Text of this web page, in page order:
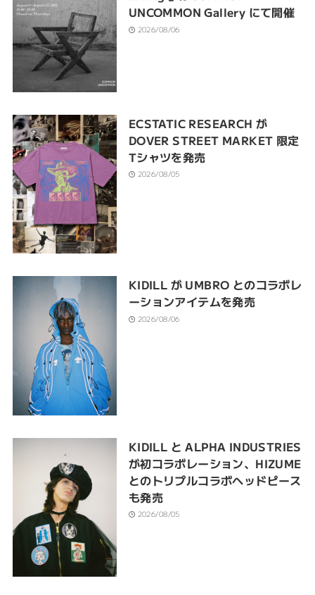
UNCOMMON Gallery にて開催
2026/08/06
ECSTATIC RESEARCH が
DOVER STREET MARKET 限定
Tシャツを発売
2026/08/05
KIDILL が UMBRO とのコラボレ
ーションアイテムを発売
2026/08/06
KIDILL と ALPHA INDUSTRIES
が初コラボレーション、HIZUME
とのトリプルコラボヘッドピース
も発売
2026/08/05